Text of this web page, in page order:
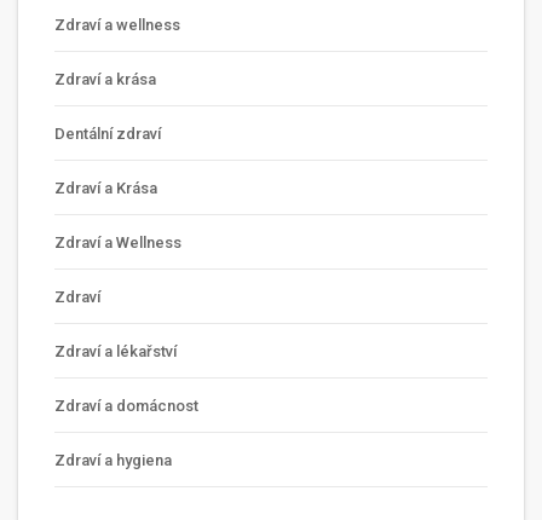
Zdraví a wellness
Zdraví a krása
Dentální zdraví
Zdraví a Krása
Zdraví a Wellness
Zdraví
Zdraví a lékařství
Zdraví a domácnost
Zdraví a hygiena